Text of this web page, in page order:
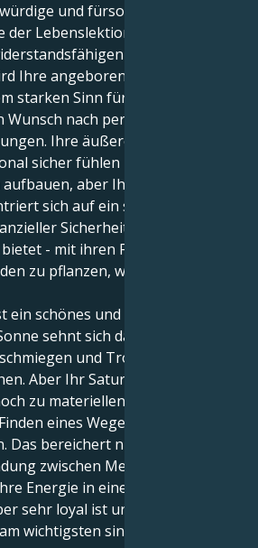
und fürsorgliche Krebs-
der Lebenslektionen in der
Welt von Saturn
Ihre angeborene Fähigkeit zur
starken Sinn für Ziele und
nach persönlicher
Ihre äußere Persönlichkeit
sicher fühlen und nährende,
aber Ihre innere
sich auf ein starkes
Sicherheit; die Art, die
- mit ihren Füßen stabile
zu pflanzen, wenn sie ihr
ein schönes und interessantes
sehnt sich danach, sich an
und Trost im
Aber Ihr Saturn in Stier ist, nö,
zu materiellen Zielen, realem
eines Weges zum Kern
Das bereichert nicht nur eine
zwischen Menschen,
Energie in eine Form gießen,
sehr loyal ist und die Menschen
wichtigsten sind, sehr